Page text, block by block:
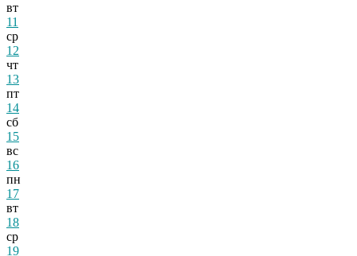
вт
11
ср
12
чт
13
пт
14
сб
15
вс
16
пн
17
вт
18
ср
19